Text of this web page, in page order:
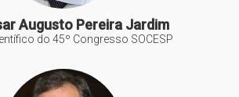
Augusto Pereira Jardim
do 45º Congresso SOCESP